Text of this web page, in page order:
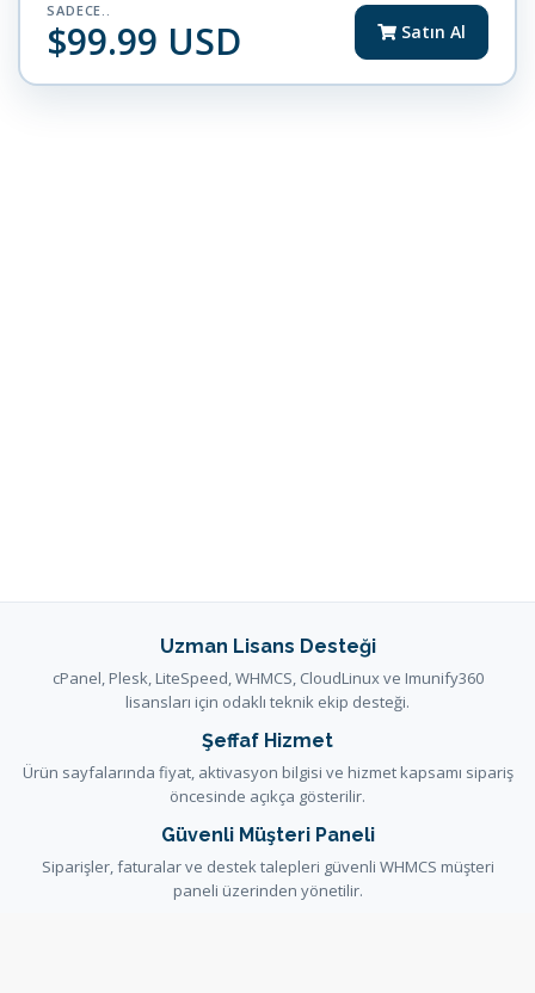
SADECE..
$99.99 USD Satın Al
Uzman Lisans Desteği
cPanel, Plesk, LiteSpeed, WHMCS, CloudLinux ve Imunify360
lisansları için odaklı teknik ekip desteği.
Şeffaf Hizmet
Ürün sayfalarında fiyat, aktivasyon bilgisi ve hizmet kapsamı sipariş
öncesinde açıkça gösterilir.
Güvenli Müşteri Paneli
Siparişler, faturalar ve destek talepleri güvenli WHMCS müşteri
paneli üzerinden yönetilir.